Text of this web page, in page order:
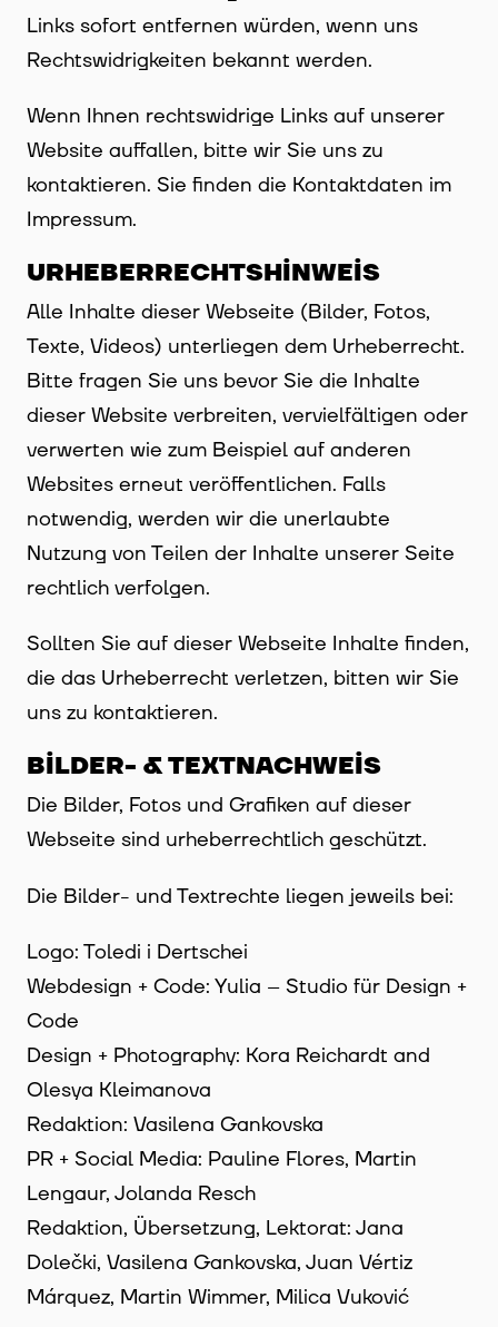
Links sofort entfernen würden, wenn uns
Rechtswidrigkeiten bekannt werden.
Wenn Ihnen rechtswidrige Links auf unserer
Website auffallen, bitte wir Sie uns zu
kontaktieren. Sie finden die Kontaktdaten im
Impressum.
URHEBERRECHTSHINWEIS
Alle Inhalte dieser Webseite (Bilder, Fotos,
Texte, Videos) unterliegen dem Urheberrecht.
Bitte fragen Sie uns bevor Sie die Inhalte
dieser Website verbreiten, vervielfältigen oder
verwerten wie zum Beispiel auf anderen
Websites erneut veröffentlichen. Falls
notwendig, werden wir die unerlaubte
Nutzung von Teilen der Inhalte unserer Seite
rechtlich verfolgen.
Sollten Sie auf dieser Webseite Inhalte finden,
die das Urheberrecht verletzen, bitten wir Sie
uns zu kontaktieren.
BILDER- & TEXTNACHWEIS
Die Bilder, Fotos und Grafiken auf dieser
Webseite sind urheberrechtlich geschützt.
Die Bilder- und Textrechte liegen jeweils bei:
Logo: Toledi i Dertschei
Webdesign + Code: Yulia – Studio für Design +
Code
Design + Photography: Kora Reichardt and
Olesya Kleimanova
Redaktion: Vasilena Gankovska
PR + Social Media: Pauline Flores, Martin
Lengaur, Jolanda Resch
Redaktion, Übersetzung, Lektorat: Jana
Dolečki, Vasilena Gankovska, Juan Vértiz
Márquez, Martin Wimmer, Milica Vuković